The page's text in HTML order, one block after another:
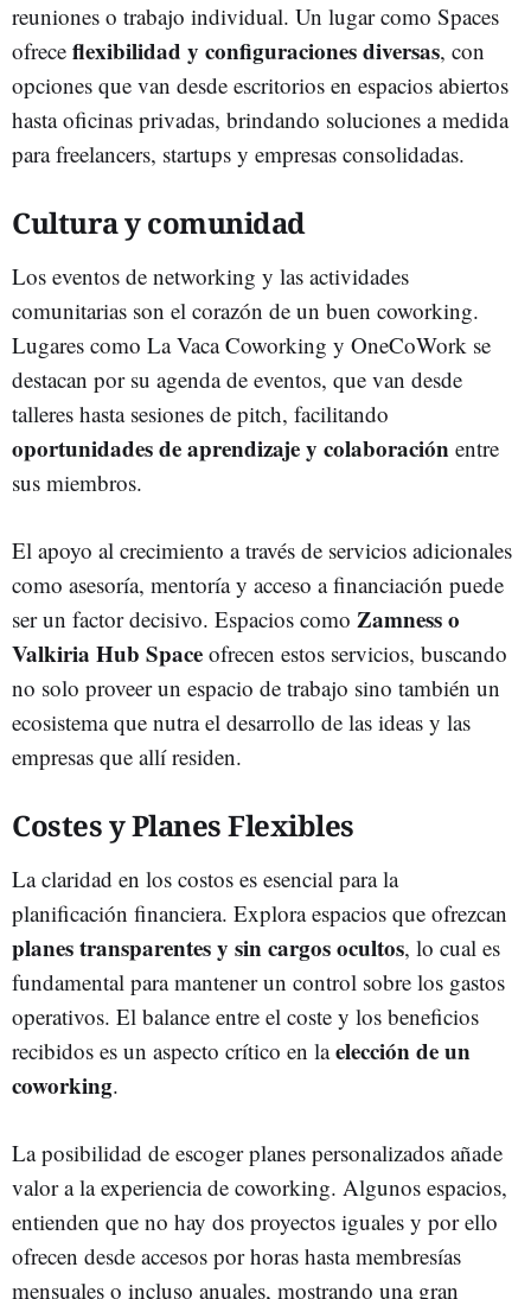
reuniones o trabajo individual. Un lugar como Spaces
ofrece flexibilidad y configuraciones diversas, con
opciones que van desde escritorios en espacios abiertos
hasta oficinas privadas, brindando soluciones a medida
para freelancers, startups y empresas consolidadas.
Cultura y comunidad
Los eventos de networking y las actividades
comunitarias son el corazón de un buen coworking.
Lugares como La Vaca Coworking y OneCoWork se
destacan por su agenda de eventos, que van desde
talleres hasta sesiones de pitch, facilitando
oportunidades de aprendizaje y colaboración entre
sus miembros.
El apoyo al crecimiento a través de servicios adicionales
como asesoría, mentoría y acceso a financiación puede
ser un factor decisivo. Espacios como Zamness o
Valkiria Hub Space ofrecen estos servicios, buscando
no solo proveer un espacio de trabajo sino también un
ecosistema que nutra el desarrollo de las ideas y las
empresas que allí residen.
Costes y Planes Flexibles
La claridad en los costos es esencial para la
planificación financiera. Explora espacios que ofrezcan
planes transparentes y sin cargos ocultos, lo cual es
fundamental para mantener un control sobre los gastos
operativos. El balance entre el coste y los beneficios
recibidos es un aspecto crítico en laelección de un
coworking.
La posibilidad de escoger planes personalizados añade
valor a la experiencia de coworking. Algunos espacios,
entienden que no hay dos proyectos iguales y por ello
ofrecen desde accesos por horas hasta membresías
mensuales o incluso anuales, mostrando una gran